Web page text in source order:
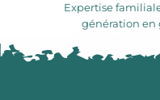
Expertise
génération en